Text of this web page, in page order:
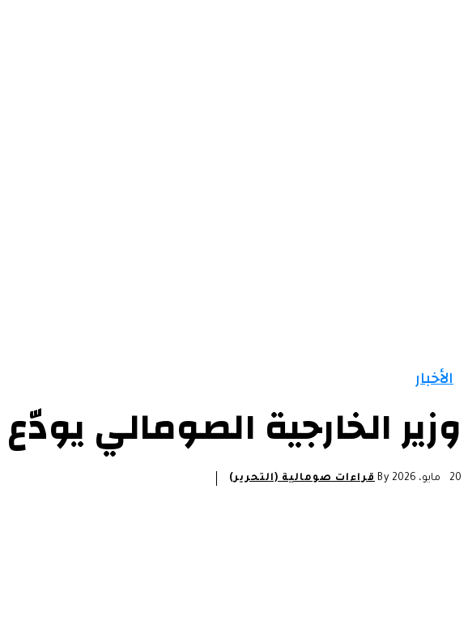
الأخبار
وزير الخارجية الصومالي
20 مايو، 2026 By قراءات صومالية (التحرير)